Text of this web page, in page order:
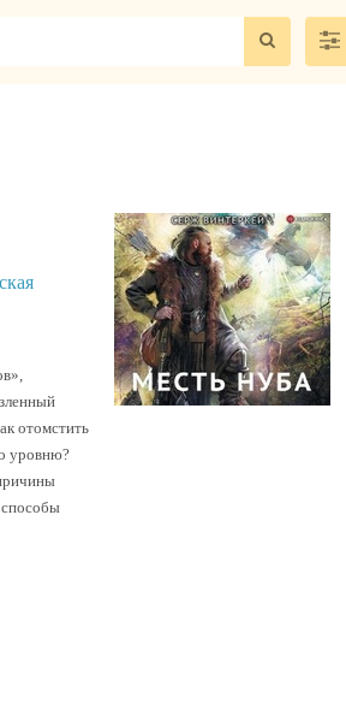
отомстить
уровню?